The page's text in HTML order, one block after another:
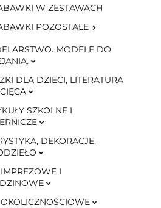
W ZESTAWACH
POZOSTAŁE
MODELE DO
DLA DZIECI, LITERATURA
SZKOLNE I
DEKORACJE,
I